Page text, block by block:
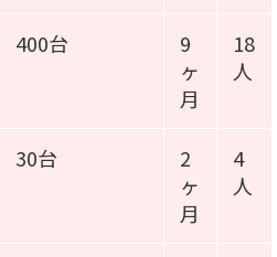
400台
9
ヶ
月
18
人
30台
2
ヶ
月
4
人